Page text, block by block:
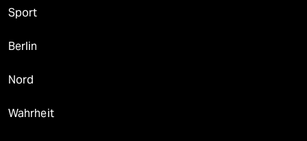
Sport
Berlin
Nord
Wahrheit